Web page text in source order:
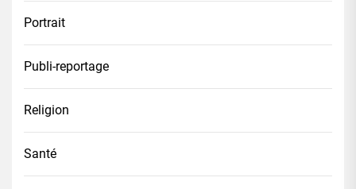
Portrait
Publi-reportage
Religion
Santé